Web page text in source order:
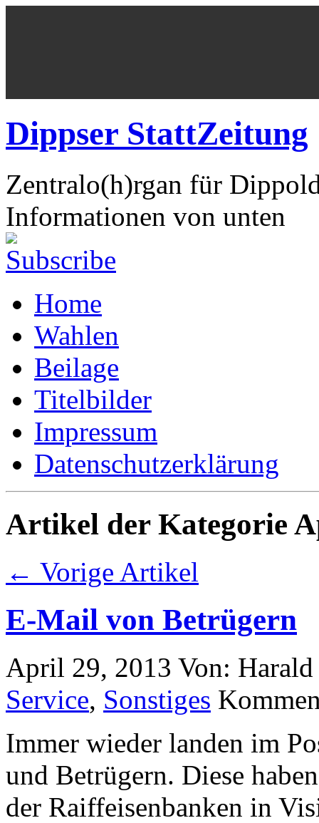
Dippser StattZeitung
Zentralo(h)rgan für
Informationen von unten
Home
Wahlen
Beilage
Titelbilder
Impressum
Datenschutzerklärung
Artikel der Kategorie
← Vorige Artikel
E-Mail von Betrügern
April 29, 2013 Von:
Service, Sonstiges
Immer wieder landen im
und Betrügern. Diese
der Raiffeisenbanken in